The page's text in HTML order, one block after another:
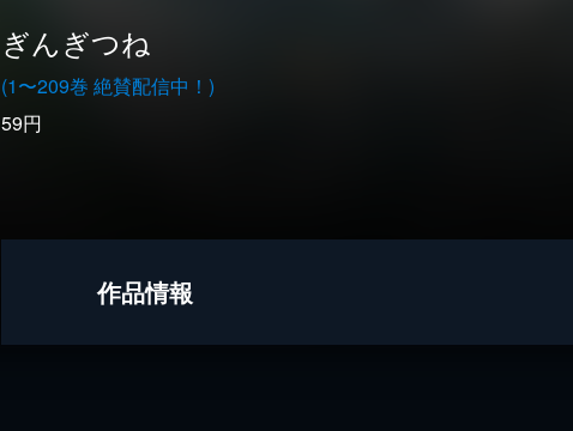
ぎんぎつね
(1〜209巻 絶賛配信中！)
59円
作品情報